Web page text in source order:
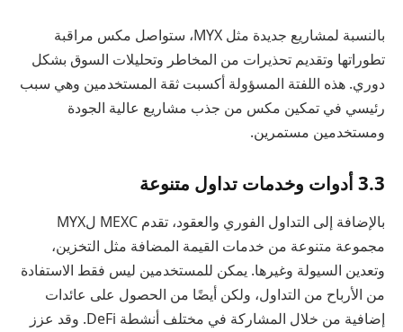
بالنسبة لمشاريع جديدة مثل MYX، ستواصل مكس مراقبة
تطوراتها وتقديم تحذيرات من المخاطر وتحليلات السوق بشكل
دوري. هذه اللفتة المسؤولة أكسبت ثقة المستخدمين وهي سبب
رئيسي في تمكين مكس من جذب مشاريع عالية الجودة
ومستخدمين مستمرين.
3.3 أدوات وخدمات تداول متنوعة
بالإضافة إلى التداول الفوري والعقود، تقدم MEXC لMYX
مجموعة متنوعة من خدمات القيمة المضافة مثل التخزين،
وتعدين السيولة وغيرها. يمكن للمستخدمين ليس فقط الاستفادة
من الأرباح من التداول، ولكن أيضًا من الحصول على عائدات
إضافية من خلال المشاركة في مختلف أنشطة DeFi. وقد عزز